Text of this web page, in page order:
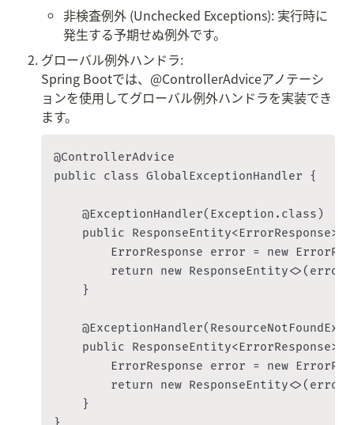
非検査例外 (Unchecked Exceptions): 実行時に
発生する予期せぬ例外です。
グローバル例外ハンドラ:
Spring Bootでは、@ControllerAdviceアノテーシ
ョンを使用してグローバル例外ハンドラを実装でき
ます。
@ControllerAdvice
public class GlobalExceptionHandler {
    @ExceptionHandler(Exception.class)
public ResponseEntity<ErrorResponse>
ErrorResponse error = new
return new
    }
public ResponseEntity<ErrorResponse>
ErrorResponse error = new
return new
    }